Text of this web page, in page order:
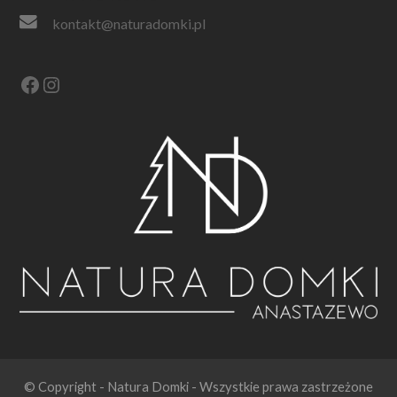
kontakt@naturadomki.pl
Facebook
Instagram
© Copyright - Natura Domki - Wszystkie prawa zastrzeżone